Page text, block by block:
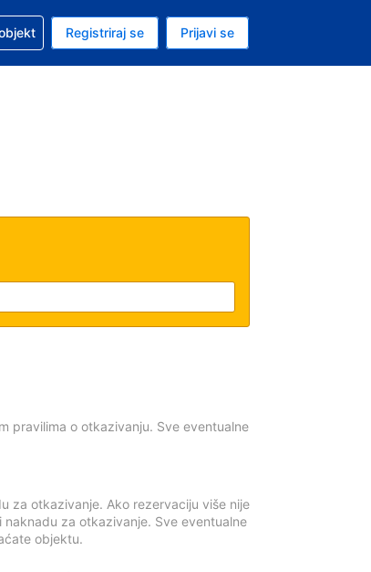
valuta Američki dolar
trenutačni jezik Hrvatskom
sa svojom rezervacijom
Registriraj se Prijavi se
pravilima o otkazivanju. Sve eventualne
za otkazivanje. Ako rezervaciju više nije
za otkazivanje. Sve eventualne
objektu.